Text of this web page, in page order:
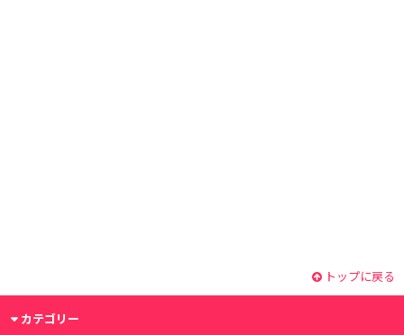
トップに戻る
カテゴリー